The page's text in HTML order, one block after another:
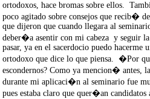
ortodoxos, hace bromas sobre ellos.
poco agitado sobre consejos que recib� de
que dijeron que cuando llegara al
deber�a asentir con mi cabeza y seguir
pasar, ya en el sacerdocio puedo hacerme
ortodoxo que dice lo que piensa. �Por
escondernos? Como ya mencion� antes,
durante mi aplicaci�n al seminario fue
pues estaba claro que quer�an